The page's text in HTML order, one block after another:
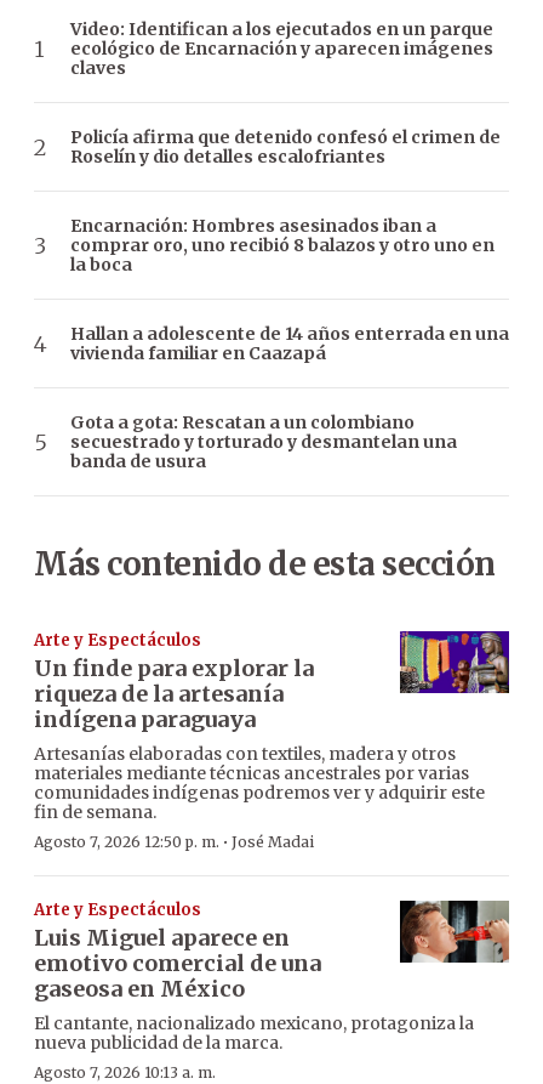
Video: Identifican a los ejecutados en un parque
ecológico de Encarnación y aparecen imágenes
claves
Policía afirma que detenido confesó el crimen de
Roselín y dio detalles escalofriantes
Encarnación: Hombres asesinados iban a
comprar oro, uno recibió 8 balazos y otro uno en
la boca
Hallan a adolescente de 14 años enterrada en una
vivienda familiar en Caazapá
Gota a gota: Rescatan a un colombiano
secuestrado y torturado y desmantelan una
banda de usura
Más contenido de esta sección
Arte y Espectáculos
Un finde para explorar la
riqueza de la artesanía
indígena paraguaya
Artesanías elaboradas con textiles, madera y otros
materiales mediante técnicas ancestrales por varias
comunidades indígenas podremos ver y adquirir este
fin de semana.
Agosto 7, 2026 12:50 p. m. · José Madai
Arte y Espectáculos
Luis Miguel aparece en
emotivo comercial de una
gaseosa en México
El cantante, nacionalizado mexicano, protagoniza la
nueva publicidad de la marca.
Agosto 7, 2026 10:13 a. m.